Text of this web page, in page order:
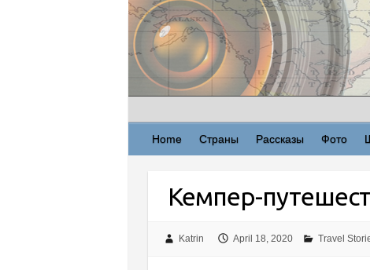
Home Страны Рассказы Фото
Кемпер-
Katrin April 18, 2020 Travel